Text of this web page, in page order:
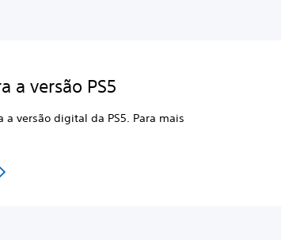
a versão PS5
a versão digital da PS5. Para mais